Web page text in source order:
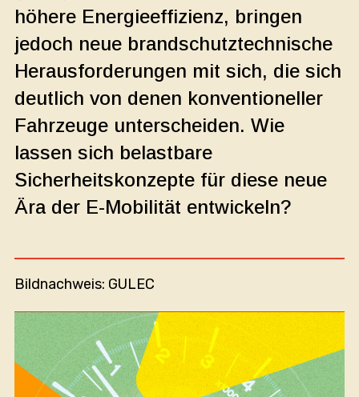
höhere Energieeffizienz, bringen
jedoch neue brandschutztechnische
Herausforderungen mit sich, die sich
deutlich von denen konventioneller
Fahrzeuge unterscheiden. Wie
lassen sich belastbare
Sicherheitskonzepte für diese neue
Ära der E-Mobilität entwickeln?
Bildnachweis: GULEC